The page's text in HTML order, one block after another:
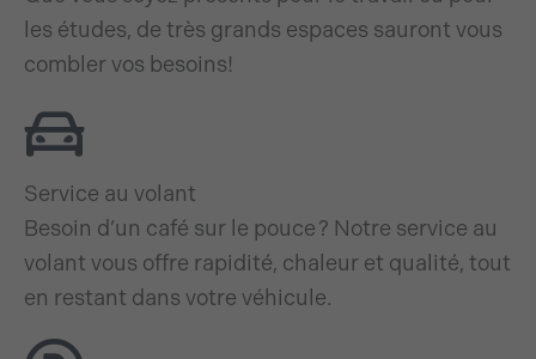
les études, de très grands espaces sauront vous
combler vos besoins!
Service au volant
Besoin d’un café sur le pouce ? Notre service au
volant vous offre rapidité, chaleur et qualité, tout
en restant dans votre véhicule.